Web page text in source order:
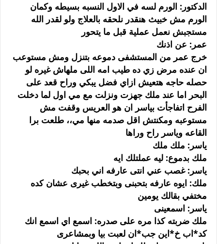
الدكتور: الورم لسه في الاول النسبه بسيطه وكمان
الورم مش خبيث هنقدر نلحقه بالعلاج ولو لقدر الله
مستجبش نعمل عملية قبل ما يتحور
عمر: عن اذنك
خرج عمر من المستشفى دموعه بتنزل ومش مستوعب
ان عنده مرض زي ده طيب امه اللى ملهاش غيره لو
حصله حاجه هتعيش ازاي فضل يبكي وراح قعد على
البحر اما عند ملك جهزت ونزلت مع مي اول لما دخلت
الفرح اتفاجأت بياسر ان هو العريس وقفت مش
مستوعبه ومكنتش اقل صدمه منها مي،، طلعت برا
القاعه وياسر راح وراها
ياسر: ملك ملك
ملك بدموع: ليه عملتلك ايه
ياسر: غصب عني انتى عارفه اني بحبك
ملك: ايوه عارفه بتحبنى وبتخطب غيرى عشان كده
مختفي بقالك يومين
ياسر: اسمعينى
ملك ضربته كذا مره على صدره: اسمع اي اسمع انك
كد*اب خ*اين جب*ان لعبت بيا وبمشاعرى